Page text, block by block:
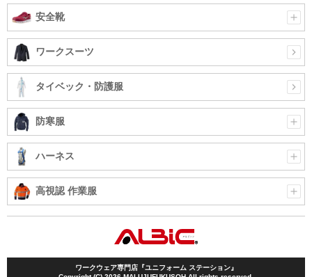
安全靴
ワークスーツ
タイベック・防護服
防寒服
ハーネス
高視認 作業服
ワークウェア専門店『ユニフォーム ステーション』